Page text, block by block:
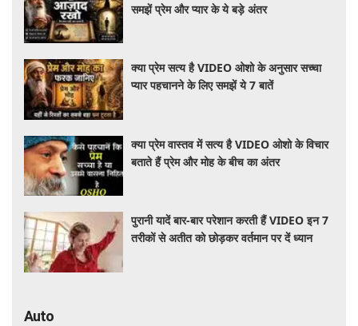
समझें प्रेम और प्यार के ये बड़े अंतर
क्या प्रेम सत्य है VIDEO ओशो के अनुसार सच्चा
प्यार पहचानने के लिए समझें ये 7 बातें
क्या प्रेम वास्तव में सत्य है VIDEO ओशो के विचार
बताते हैं प्रेम और मोह के बीच का अंतर
पुरानी यादें बार-बार परेशान करती हैं VIDEO इन 7
तरीकों से अतीत को छोड़कर वर्तमान पर दें ध्यान
Auto